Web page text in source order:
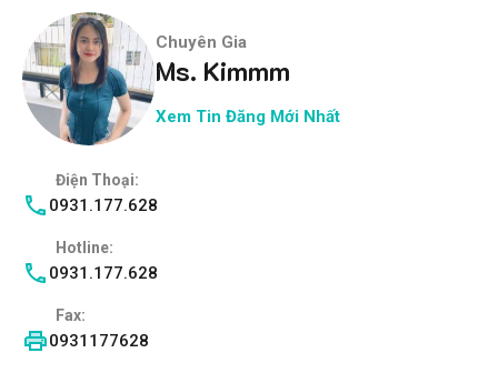
Chuyên Gia
Ms. Kimmm
Xem Tin Đăng Mới Nhất
Điện Thoại:
0931.177.628
Hotline:
0931.177.628
Fax:
0931177628